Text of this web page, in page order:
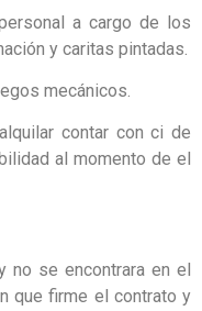
a cargo de los
y caritas pintadas.
mecánicos.
contar con ci de
al momento de el
no se encontrara en el
que firme el contrato y